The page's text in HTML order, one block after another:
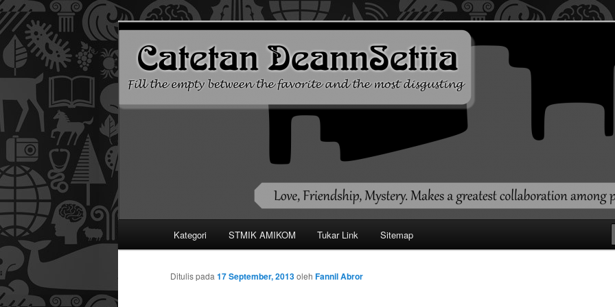
Catetan DS
Mari bermimpi dan ciptakan kehendak
Langsung
ke
Kategori STMIK AMIKOM Tukar Link Sitemap
Ditulis pada 17 September, 2013oleh Fannil Abror